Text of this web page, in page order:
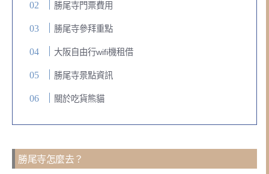
勝尾寺門票費用
勝尾寺參拜重點
大阪自由行wifi機租借
勝尾寺景點資訊
關於吃貨熊貓
勝尾寺怎麼去？